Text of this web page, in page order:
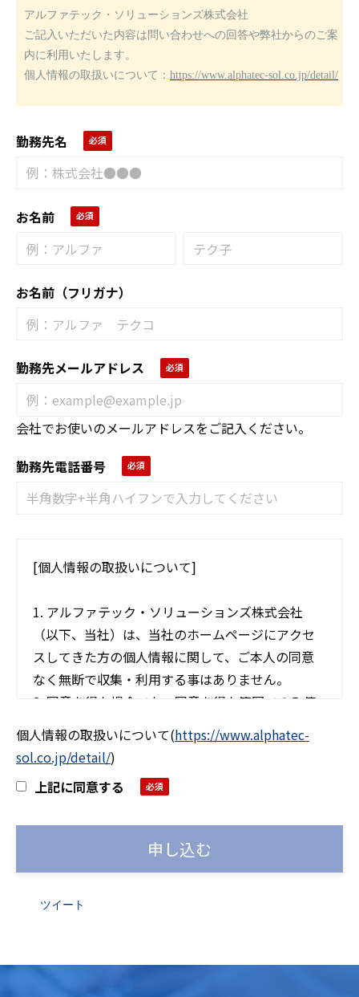
アルファテック・ソリューションズ株式会社
ご記入いただいた内容は問い合わせへの回答や弊社からのご案
内に利用いたします。
個人情報の取扱いについて： https://www.alphatec-sol.co.jp/detail/
勤務先名
お名前
お名前（フリガナ）
勤務先メールアドレス
会社でお使いのメールアドレスをご記入ください。
勤務先電話番号
[個人情報の取扱いについて]
1. アルファテック・ソリューションズ株式会社
（以下、当社）は、当社のホームページにアクセ
スしてきた方の個人情報に関して、ご本人の同意
なく無断で収集・利用する事はありません。
2. 同意を得た場合でも、同意を得た範囲でのみ使
3. さらに、収集した個人情報は適正な管理の下で
安全に蓄積・保管します。
お客様の個人情報は下記の目的に使用させていた
合は、改めて目的をお知らせし、お客様の同意を
ビスがお受けできなくなる場合がございます。
個人情報の取扱いについて(https://www.alphatec-
sol.co.jp/detail/)
上記に同意する
ツイート